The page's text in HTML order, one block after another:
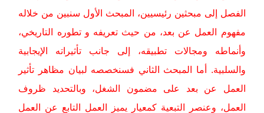
الفصل إلى مبحثين رئيسيين، المبحث الأول سنبين من خلاله
مفهوم العمل عن بعد، من حيث تعريفه و تطوره التاريخي،
وأنماطه ومجالات تطبيقه، إلى جانب تأثيراته الإيجابية
والسلبية. أما المبحث الثاني فسنخصصه لبيان مظاهر تأثير
العمل عن بعد على مضمون الشغل، وبالتحديد ظروف
العمل، وعنصر التبعية كمعيار يميز العمل التابع عن العمل